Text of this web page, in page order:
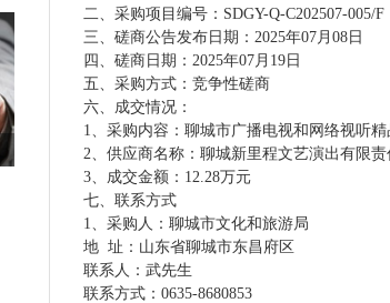
二、采购项目编号： SDGY-Q-C202507-005/F
三、磋商公告发布日期： 2025年07月08日
四、磋商日期： 2025年07月19日
五、采购方式：竞争性磋商
六、成交情况：
1、采购内容：聊城市广播电视和网络视听
2、供应商名称：聊城新里程文艺演出有限责
3、成交金额：12.28万元
七、联系方式
1、采购人：聊城市文化和旅游局
地 址：山东省聊城市东昌府区
联系人：武先生
联系方式： 0635-8680853